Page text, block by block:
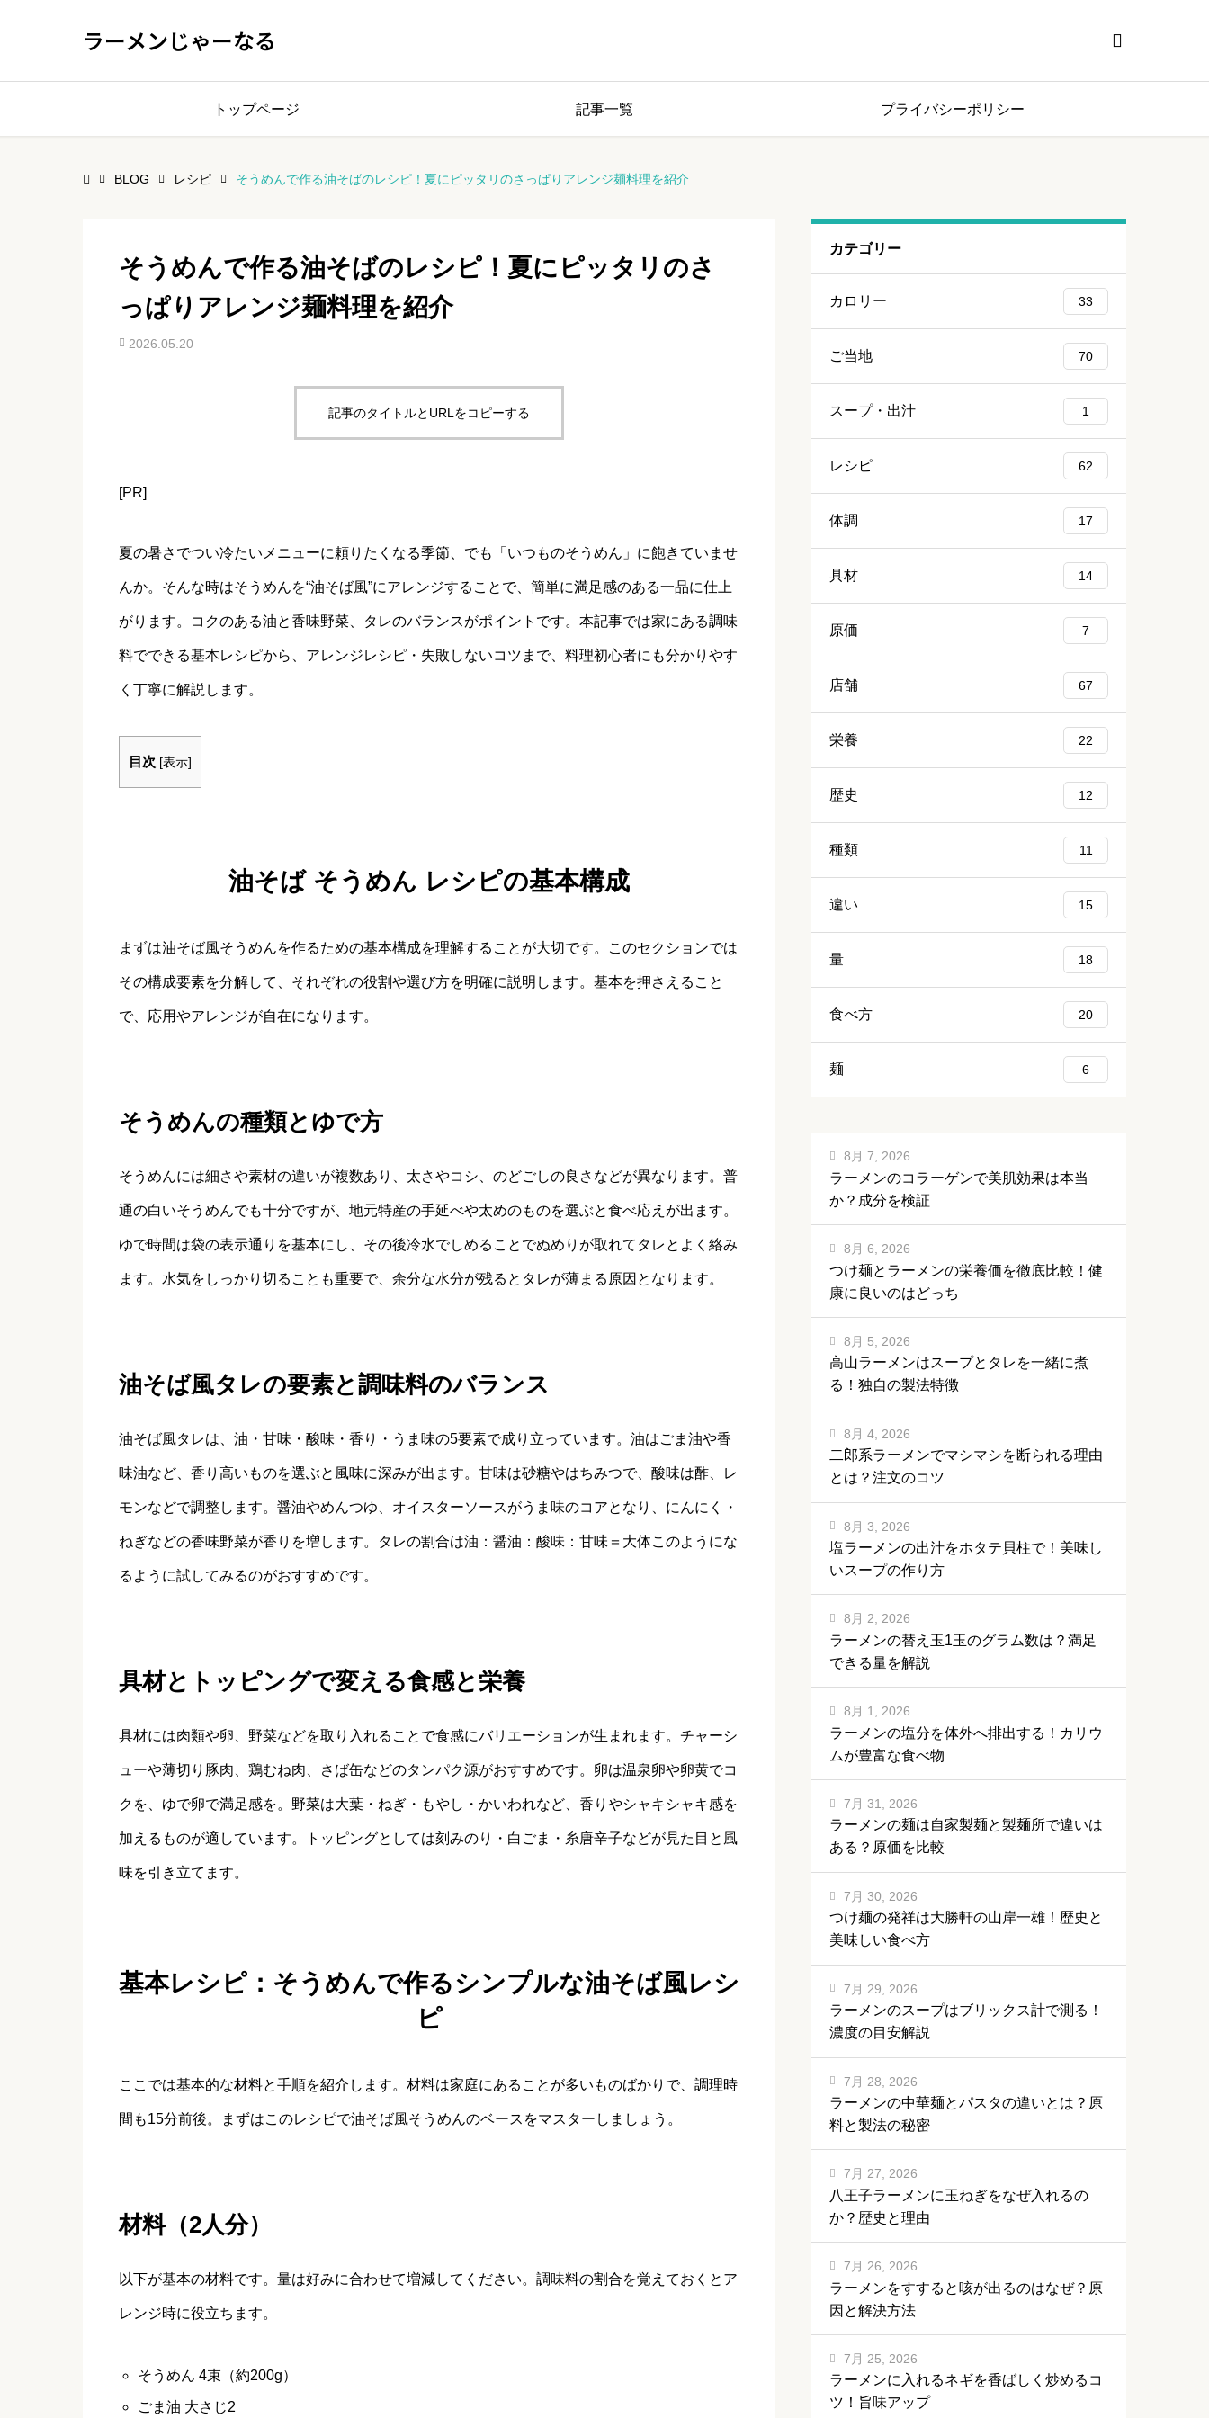
ラーメンじゃーなる 
トップページ 記事一覧 プライバシーポリシー
BLOG レシピ そうめんで作る油そばのレシピ！夏にピッタリのさっぱりアレンジ麺料理を紹介
そうめんで作る油そばのレシピ！夏にピッタリのさ
っぱりアレンジ麺料理を紹介
2026.05.20
記事のタイトルとURLをコピーする
[PR]
夏の暑さでつい冷たいメニューに頼りたくなる季節、でも「いつものそうめん」に飽きていませ
んか。そんな時はそうめんを“油そば風”にアレンジすることで、簡単に満足感のある一品に仕上
がります。コクのある油と香味野菜、タレのバランスがポイントです。本記事では家にある調味
料でできる基本レシピから、アレンジレシピ・失敗しないコツまで、料理初心者にも分かりやす
く丁寧に解説します。
目次 [表示]
油そば そうめん レシピの基本構成
まずは油そば風そうめんを作るための基本構成を理解することが大切です。このセクションでは
その構成要素を分解して、それぞれの役割や選び方を明確に説明します。基本を押さえること
で、応用やアレンジが自在になります。
そうめんの種類とゆで方
そうめんには細さや素材の違いが複数あり、太さやコシ、のどごしの良さなどが異なります。普
通の白いそうめんでも十分ですが、地元特産の手延べや太めのものを選ぶと食べ応えが出ます。
ゆで時間は袋の表示通りを基本にし、その後冷水でしめることでぬめりが取れてタレとよく絡み
ます。水気をしっかり切ることも重要で、余分な水分が残るとタレが薄まる原因となります。
油そば風タレの要素と調味料のバランス
油そば風タレは、油・甘味・酸味・香り・うま味の5要素で成り立っています。油はごま油や香
味油など、香り高いものを選ぶと風味に深みが出ます。甘味は砂糖やはちみつで、酸味は酢、レ
モンなどで調整します。醤油やめんつゆ、オイスターソースがうま味のコアとなり、にんにく・
ねぎなどの香味野菜が香りを増します。タレの割合は油：醤油：酸味：甘味＝大体このようにな
るように試してみるのがおすすめです。
具材とトッピングで変える食感と栄養
具材には肉類や卵、野菜などを取り入れることで食感にバリエーションが生まれます。チャーシ
ューや薄切り豚肉、鶏むね肉、さば缶などのタンパク源がおすすめです。卵は温泉卵や卵黄でコ
クを、ゆで卵で満足感を。野菜は大葉・ねぎ・もやし・かいわれなど、香りやシャキシャキ感を
加えるものが適しています。トッピングとしては刻みのり・白ごま・糸唐辛子などが見た目と風
味を引き立てます。
基本レシピ：そうめんで作るシンプルな油そば風レシ
ピ
ここでは基本的な材料と手順を紹介します。材料は家庭にあることが多いものばかりで、調理時
間も15分前後。まずはこのレシピで油そば風そうめんのベースをマスターしましょう。
材料（2人分）
以下が基本の材料です。量は好みに合わせて増減してください。調味料の割合を覚えておくとア
レンジ時に役立ちます。
そうめん 4束（約200g）
ごま油 大さじ2
カテゴリー
カロリー 33
ご当地 70
スープ・出汁 1
レシピ 62
体調 17
具材 14
原価 7
店舗 67
栄養 22
歴史 12
種類 11
違い 15
量 18
食べ方 20
麺 6
ラーメンのコラーゲンで美肌効果は本当
か？成分を検証
8月 7, 2026
つけ麺とラーメンの栄養価を徹底比較！健
康に良いのはどっち
8月 6, 2026
高山ラーメンはスープとタレを一緒に煮
る！独自の製法特徴
8月 5, 2026
二郎系ラーメンでマシマシを断られる理由
とは？注文のコツ
8月 4, 2026
塩ラーメンの出汁をホタテ貝柱で！美味し
いスープの作り方
8月 3, 2026
ラーメンの替え玉1玉のグラム数は？満足
できる量を解説
8月 2, 2026
ラーメンの塩分を体外へ排出する！カリウ
ムが豊富な食べ物
8月 1, 2026
ラーメンの麺は自家製麺と製麺所で違いは
ある？原価を比較
7月 31, 2026
つけ麺の発祥は大勝軒の山岸一雄！歴史と
美味しい食べ方
7月 30, 2026
ラーメンのスープはブリックス計で測る！
濃度の目安解説
7月 29, 2026
ラーメンの中華麺とパスタの違いとは？原
料と製法の秘密
7月 28, 2026
八王子ラーメンに玉ねぎをなぜ入れるの
か？歴史と理由
7月 27, 2026
ラーメンをすすると咳が出るのはなぜ？原
因と解決方法
7月 26, 2026
ラーメンに入れるネギを香ばしく炒めるコ
ツ！旨味アップ
7月 25, 2026